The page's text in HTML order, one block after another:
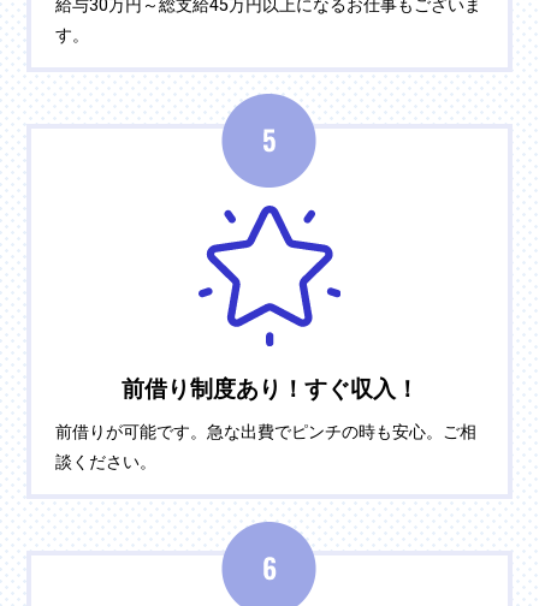
給与30万円～総支給45万円以上になるお仕事もございま
す。
前借り制度あり！すぐ収入！
前借りが可能です。急な出費でピンチの時も安心。ご相
談ください。